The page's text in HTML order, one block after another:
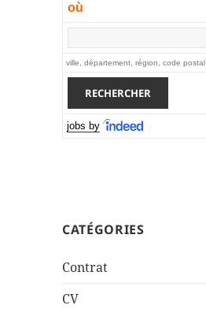
où
ville, département, région, code postal
jobs by
CATÉGORIES
Contrat
CV